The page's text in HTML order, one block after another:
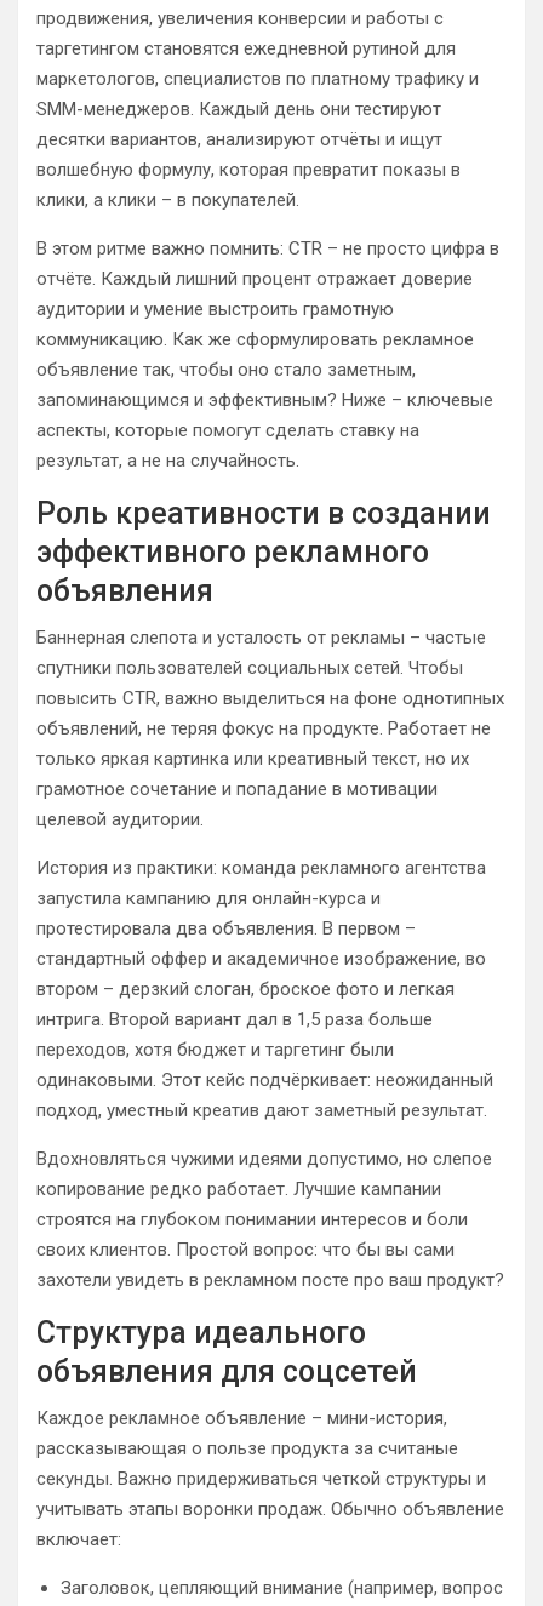
продвижения, увеличения конверсии и работы с
таргетингом становятся ежедневной рутиной для
маркетологов, специалистов по платному трафику и
SMM-менеджеров. Каждый день они тестируют
десятки вариантов, анализируют отчёты и ищут
волшебную формулу, которая превратит показы в
клики, а клики – в покупателей.
В этом ритме важно помнить: CTR – не просто цифра в
отчёте. Каждый лишний процент отражает доверие
аудитории и умение выстроить грамотную
коммуникацию. Как же сформулировать рекламное
объявление так, чтобы оно стало заметным,
запоминающимся и эффективным? Ниже – ключевые
аспекты, которые помогут сделать ставку на
результат, а не на случайность.
Роль креативности в создании
эффективного рекламного
объявления
Баннерная слепота и усталость от рекламы – частые
спутники пользователей социальных сетей. Чтобы
повысить CTR, важно выделиться на фоне однотипных
объявлений, не теряя фокус на продукте. Работает не
только яркая картинка или креативный текст, но их
грамотное сочетание и попадание в мотивации
целевой аудитории.
История из практики: команда рекламного агентства
запустила кампанию для онлайн-курса и
протестировала два объявления. В первом –
стандартный оффер и академичное изображение, во
втором – дерзкий слоган, броское фото и легкая
интрига. Второй вариант дал в 1,5 раза больше
переходов, хотя бюджет и таргетинг были
одинаковыми. Этот кейс подчёркивает: неожиданный
подход, уместный креатив дают заметный результат.
Вдохновляться чужими идеями допустимо, но слепое
копирование редко работает. Лучшие кампании
строятся на глубоком понимании интересов и боли
своих клиентов. Простой вопрос: что бы вы сами
захотели увидеть в рекламном посте про ваш продукт?
Структура идеального
объявления для соцсетей
Каждое рекламное объявление – мини-история,
рассказывающая о пользе продукта за считаные
секунды. Важно придерживаться четкой структуры и
учитывать этапы воронки продаж. Обычно объявление
включает:
Заголовок, цепляющий внимание (например, вопрос